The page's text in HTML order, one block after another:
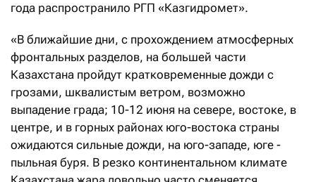
года распространило РГП «Казгидромет».
«В ближайшие дни, с прохождением атмосферных
фронтальных разделов, на большей части
Казахстана пройдут кратковременные дожди с
грозами, шквалистым ветром, возможно
выпадение града; 10-12 июня на севере, востоке, в
центре, и в горных районах юго-востока страны
ожидаются сильные дожди, на юго-западе, юге -
пыльная буря. В резко континентальном климате